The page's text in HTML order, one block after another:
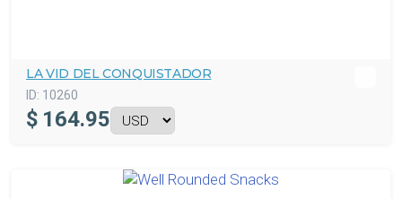
LA VID DEL CONQUISTADOR
ID: 10260
$ 164.95